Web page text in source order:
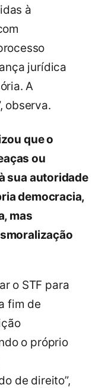
à
jurídica
A
observa.
que o
ou
sua autoridade
democracia,
mas
o STF para
fim de
o próprio
de direito”,